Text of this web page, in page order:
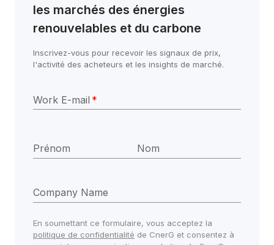
les marchés des énergies
renouvelables et du carbone
Inscrivez-vous pour recevoir les signaux de prix,
l'activité des acheteurs et les insights de marché.
Work E-mail *
Prénom Nom
Company Name
politique de confidentialité de CnerG et consentez à